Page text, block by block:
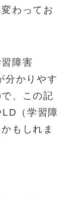
わってお
障害
分かりやす
、この記
（学習障
もしれま